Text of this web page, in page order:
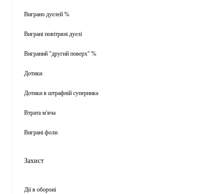
Виграно дуелей %
Виграні повітряні дуелі
Виграний "другий поверх" %
Дотики
Дотики в штрафній суперника
Втрата м'яча
Виграні фоли
Захист
Дії в обороні